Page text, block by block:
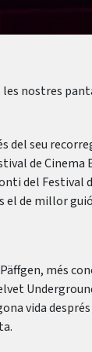
les nostres
del seu
de Cinema
del Festival
el de millor
més
vida